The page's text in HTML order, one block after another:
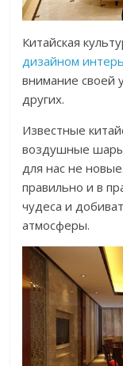
Китайская
дизайном
внимание своей
других.
Известные
воздушные
для нас не
правильно и в
чудеса и
атмосферы.